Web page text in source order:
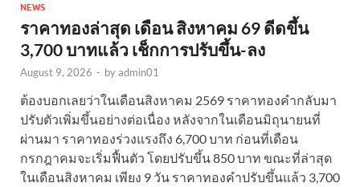
NEWS
ราคาทองล่าสุด เดือน สิงหาคม 69 ดีดขึ้น
3,700 บาทแล้ว เช็กการปรับขึ้น-ลง
August 9, 2026 - byadmin01
ต้องบอกเลยว่าในเดือนสิงหาคม 2569 ราคาทองคำกลับมา
ปรับตัวเพิ่มขึ้นอย่างต่อเนื่อง หลังจากในเดือนมิถุนายนที่
ผ่านมา ราคาทองร่วงแรงถึง 6,700 บาท ก่อนที่เดือน
กรกฎาคมจะเริ่มฟื้นตัว โดยปรับขึ้น 850 บาท ขณะที่ล่าสุด
ในเดือนสิงหาคม เพียง 9 วัน ราคาทองคำปรับขึ้นแล้ว 3,700